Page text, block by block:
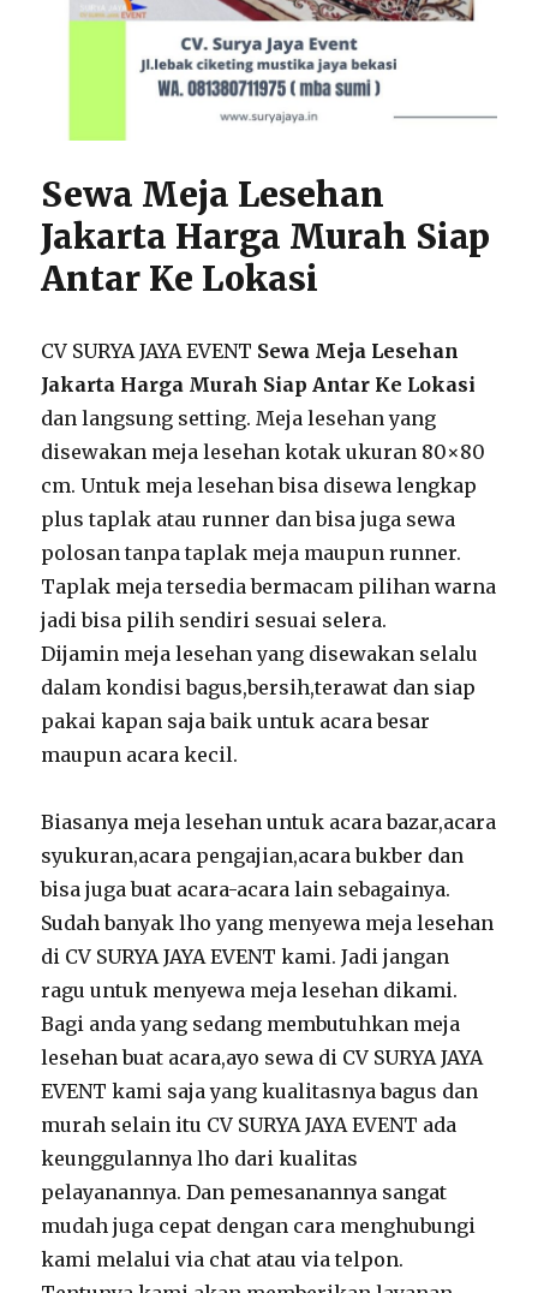
Sewa Meja Lesehan
Jakarta Harga Murah Siap
Antar Ke Lokasi
CV SURYA JAYA EVENT Sewa Meja Lesehan
Jakarta Harga Murah Siap Antar Ke Lokasi
dan langsung setting. Meja lesehan yang
disewakan meja lesehan kotak ukuran 80×80
cm. Untuk meja lesehan bisa disewa lengkap
plus taplak atau runner dan bisa juga sewa
polosan tanpa taplak meja maupun runner.
Taplak meja tersedia bermacam pilihan warna
jadi bisa pilih sendiri sesuai selera.
Dijamin meja lesehan yang disewakan selalu
dalam kondisi bagus,bersih,terawat dan siap
pakai kapan saja baik untuk acara besar
maupun acara kecil.
Biasanya meja lesehan untuk acara bazar,acara
syukuran,acara pengajian,acara bukber dan
bisa juga buat acara-acara lain sebagainya.
Sudah banyak lho yang menyewa meja lesehan
di CV SURYA JAYA EVENT kami. Jadi jangan
ragu untuk menyewa meja lesehan dikami.
Bagi anda yang sedang membutuhkan meja
lesehan buat acara,ayo sewa di CV SURYA JAYA
EVENT kami saja yang kualitasnya bagus dan
murah selain itu CV SURYA JAYA EVENT ada
keunggulannya lho dari kualitas
pelayanannya. Dan pemesanannya sangat
mudah juga cepat dengan cara menghubungi
kami melalui via chat atau via telpon.